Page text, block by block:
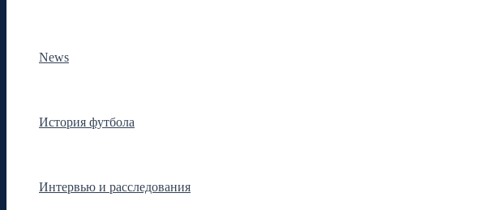
News
История футбола
Интервью и расследования